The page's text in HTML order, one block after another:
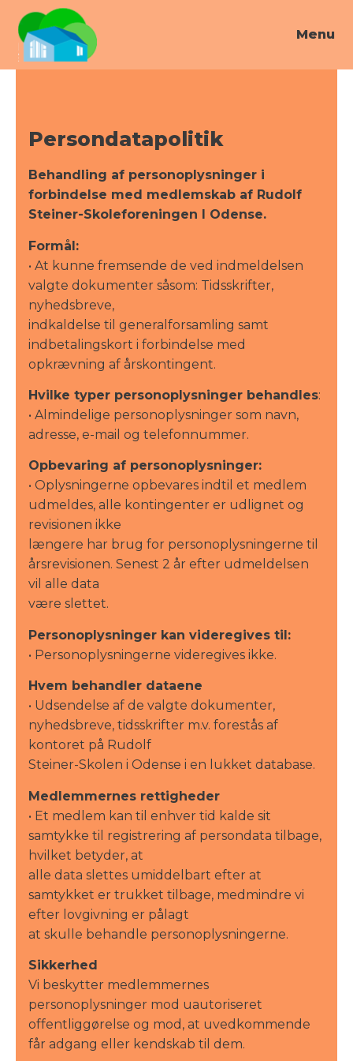
Menu
Persondatapolitik
Behandling af personoplysninger i
forbindelse med medlemskab af Rudolf
Steiner-Skoleforeningen I Odense.
Formål:
• At kunne fremsende de ved indmeldelsen
valgte dokumenter såsom: Tidsskrifter,
nyhedsbreve,
indkaldelse til generalforsamling samt
indbetalingskort i forbindelse med
opkrævning af årskontingent.
Hvilke typer personoplysninger behandles:
• Almindelige personoplysninger som navn,
adresse, e-mail og telefonnummer.
Opbevaring af personoplysninger:
• Oplysningerne opbevares indtil et medlem
udmeldes, alle kontingenter er udlignet og
revisionen ikke
længere har brug for personoplysningerne til
årsrevisionen. Senest 2 år efter udmeldelsen
vil alle data
være slettet.
Personoplysninger kan videregives til:
• Personoplysningerne videregives ikke.
Hvem behandler dataene
• Udsendelse af de valgte dokumenter,
nyhedsbreve, tidsskrifter m.v. forestås af
kontoret på Rudolf
Steiner-Skolen i Odense i en lukket database.
Medlemmernes rettigheder
• Et medlem kan til enhver tid kalde sit
samtykke til registrering af persondata tilbage,
hvilket betyder, at
alle data slettes umiddelbart efter at
samtykket er trukket tilbage, medmindre vi
efter lovgivning er pålagt
at skulle behandle personoplysningerne.
Sikkerhed
Vi beskytter medlemmernes
personoplysninger mod uautoriseret
offentliggørelse og mod, at uvedkommende
får adgang eller kendskab til dem.